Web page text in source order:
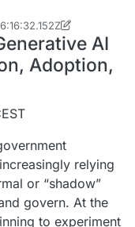
AI
Adoption,
relying
or “shadow”
govern. At the
to experiment